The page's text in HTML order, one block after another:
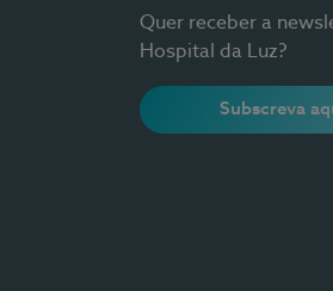
Quer receber a
Hospital da Luz?
Subscreva